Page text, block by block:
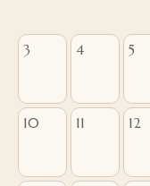
3 4 5
10 11 12